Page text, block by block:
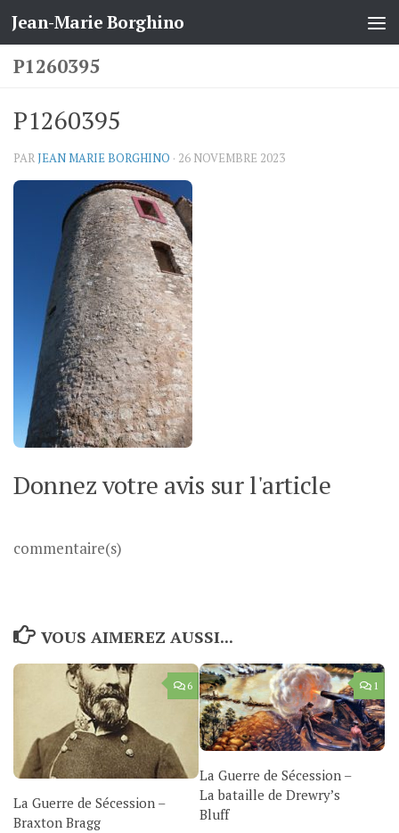
Skip to content
Jean-Marie Borghino
P1260395
P1260395
PARJEAN MARIE BORGHINO · 26 NOVEMBRE 2023
Donnez votre avis sur l'article
commentaire(s)
VOUS AIMEREZ AUSSI...
6
La Guerre de Sécession –
Braxton Bragg
1
La Guerre de Sécession –
La bataille de Drewry’s
Bluff